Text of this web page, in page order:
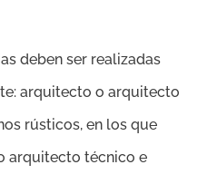
deben ser realizadas
arquitecto o arquitecto
rústicos, en los que
arquitecto técnico e